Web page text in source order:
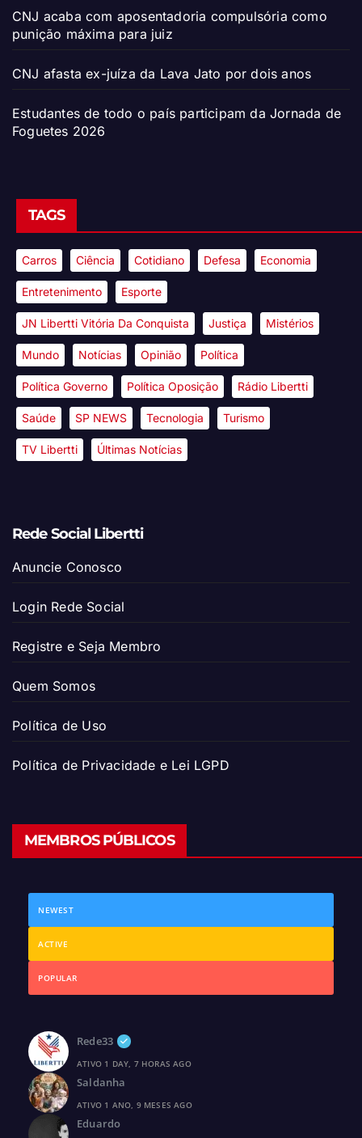
CNJ acaba com aposentadoria compulsória como
punição máxima para juiz
CNJ afasta ex-juíza da Lava Jato por dois anos
Estudantes de todo o país participam da Jornada de
Foguetes 2026
TAGS
Carros Ciência Cotidiano Defesa Economia
Entretenimento Esporte
JN Libertti Vitória Da Conquista Justiça Mistérios
Mundo Notícias Opinião Política
Política Governo Política Oposição Rádio Libertti
Saúde SP NEWS Tecnologia Turismo
TV Libertti Últimas Notícias
Rede Social Libertti
Anuncie Conosco
Login Rede Social
Registre e Seja Membro
Quem Somos
Política de Uso
Política de Privacidade e Lei LGPD
MEMBROS PÚBLICOS
NEWEST
ACTIVE
POPULAR
Rede33
ATIVO 1 DAY, 7 HORAS AGO
Saldanha
ATIVO 1 ANO, 9 MESES AGO
Eduardo